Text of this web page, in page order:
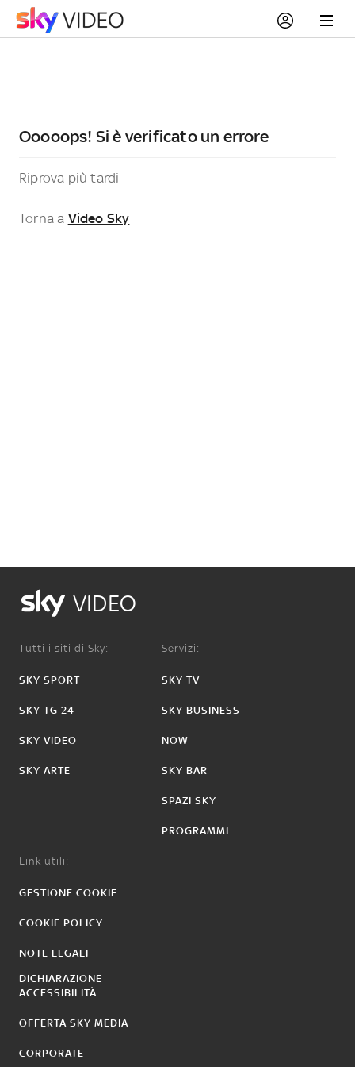
Ooooops! Si è verificato un errore
Riprova più tardi
Torna a Video Sky
VIDEO
Tutti i siti di Sky:
SKY SPORT
SKY TG 24
SKY VIDEO
SKY ARTE
Servizi:
SKY TV
SKY BUSINESS
NOW
SKY BAR
SPAZI SKY
PROGRAMMI
Link utili:
GESTIONE COOKIE
COOKIE POLICY
NOTE LEGALI
DICHIARAZIONE
ACCESSIBILITÀ
OFFERTA SKY MEDIA
CORPORATE